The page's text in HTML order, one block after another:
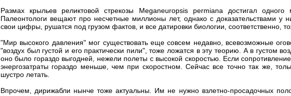
Размах крыльев реликтовой стрекозы Meganeuropsis permiana достигал
Палеонтологи вещают про несчетные миллионы лет, однако с доказательствами у
свои цифры, рушатся под грузом фактов, и все датировки биологии, соответственно,
"Мир высокого давления" мог существовать еще совсем недавно, всевозможные
"воздух был густой и его практически пили", тоже ложатся в эту теорию. А в густом
оно было гораздо выгодней, нежели полеты с высокой скоростью. Если
энергозатраты гораздо меньше, чем при скоростном. Сейчас все точно так же,
шустро летать.
Впрочем, дирижабли нынче тоже актуальны. Им не нужно взлетно-просадочных